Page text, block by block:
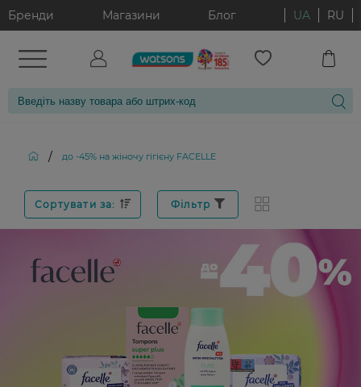
Бренди Магазини Блог UA RU
/ до -45% на жіночу гігієну FACELLE
Сортувати за: Фільтр